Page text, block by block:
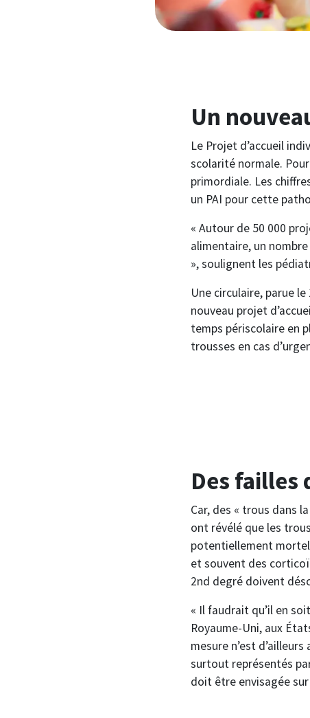
Un
Le Projet d’accueil
scolarité normale.
primordiale. Les
un PAI pour cette
« Autour de 50 000
alimentaire, un
», soulignent les
Une circulaire, parue
nouveau projet
temps périscolaire en
trousses en cas
Des failles
Car, des « trous dans
ont révélé que les
potentiellement
et souvent des
2nd degré doivent
« Il faudrait qu’il en
Royaume-Uni, aux
mesure n’est
surtout représentés
doit être envisagée